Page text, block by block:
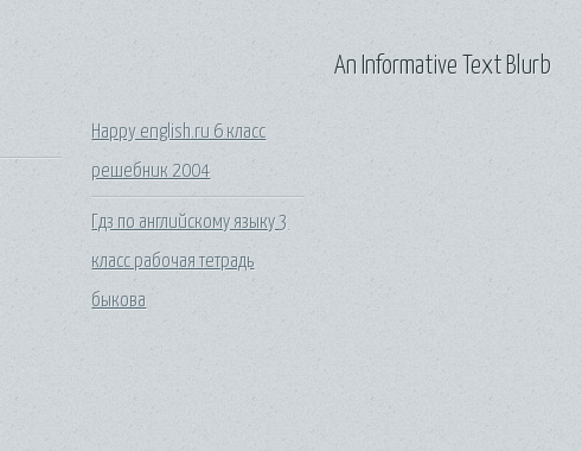
Happy english.ru 6 класс
решебник 2004
Гдз по английскому языку 3
класс рабочая тетрадь
быкова
An Informative Text Blurb